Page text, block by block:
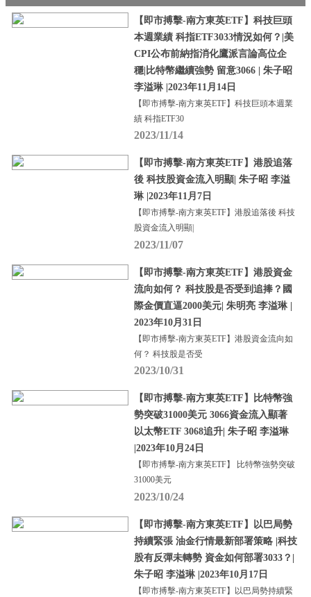
【即市搏擊-南方東英ETF】科技巨頭
本週業績 科指ETF3033情況如何？|美
CPI公布前納指消化鷹派言論高位企
穩|比特幣繼續強勢 留意3066 | 朱子昭
李溢琳 |2023年11月14日
【即市搏擊-南方東英ETF】科技巨頭本週業
績 科指ETF30
2023/11/14
【即市搏擊-南方東英ETF】港股追落
後 科技股資金流入明顯| 朱子昭 李溢
琳 |2023年11月7日
【即市搏擊-南方東英ETF】港股追落後 科技
股資金流入明顯|
2023/11/07
【即市搏擊-南方東英ETF】港股資金
流向如何？ 科技股是否受到追捧？國
際金價直逼2000美元| 朱明亮 李溢琳 |
2023年10月31日
【即市搏擊-南方東英ETF】港股資金流向如
何？ 科技股是否受
2023/10/31
【即市搏擊-南方東英ETF】比特幣強
勢突破31000美元 3066資金流入顯著
以太幣ETF 3068追升| 朱子昭 李溢琳
|2023年10月24日
【即市搏擊-南方東英ETF】 比特幣強勢突破
31000美元
2023/10/24
【即市搏擊-南方東英ETF】以巴局勢
持續緊張 油金行情最新部署策略 |科技
股有反彈未轉勢 資金如何部署3033？|
朱子昭 李溢琳 |2023年10月17日
【即市搏擊-南方東英ETF】以巴局勢持續緊